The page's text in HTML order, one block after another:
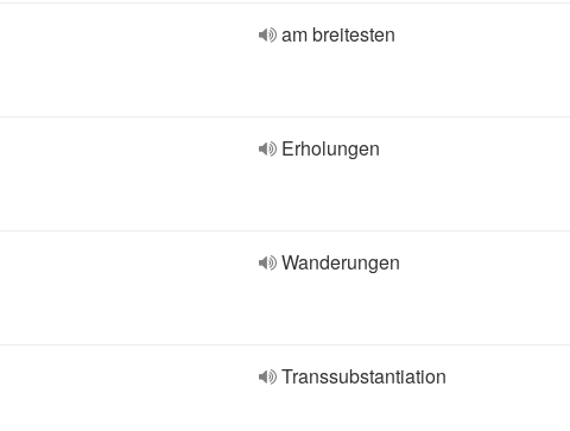
am breitesten
Erholungen
Wanderungen
Transsubstantiation